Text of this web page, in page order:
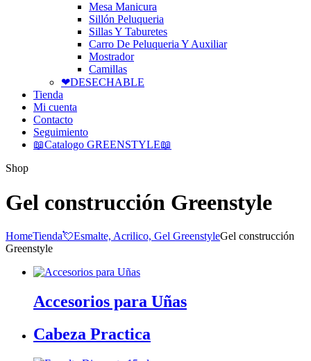
Mesa Manicura
Sillón Peluqueria
Sillas Y Taburetes
Carro De Peluqueria Y Auxiliar
Mostrador
Camillas
❤DESECHABLE
Tienda
Mi cuenta
Contacto
Seguimiento
📖Catalogo GREENSTYLE📖
Shop
Gel construcción Greenstyle
HomeTienda💘Esmalte, Acrilico, Gel GreenstyleGel construcción
Greenstyle
Accesorios para Uñas
Cabeza Practica